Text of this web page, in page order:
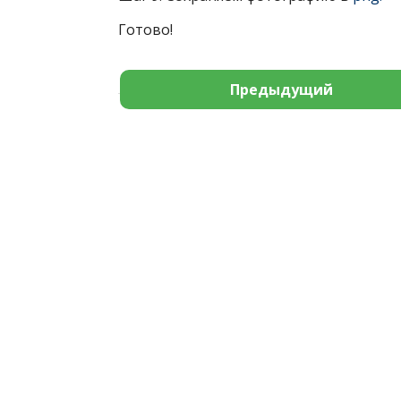
Готово!
Предыдущий